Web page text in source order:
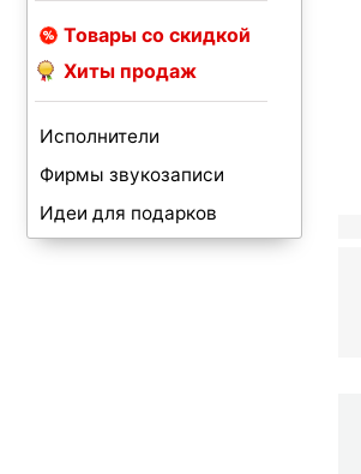
Товары со скидкой
Хиты продаж
Исполнители
Фирмы звукозаписи
Идеи для подарков